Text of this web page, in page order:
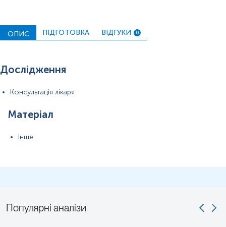
ОПИС ПІДГОТОВКА ВІДГУКИ 0
Дослідження
Консультація лікаря
Матеріал
Інше
Популярні аналізи